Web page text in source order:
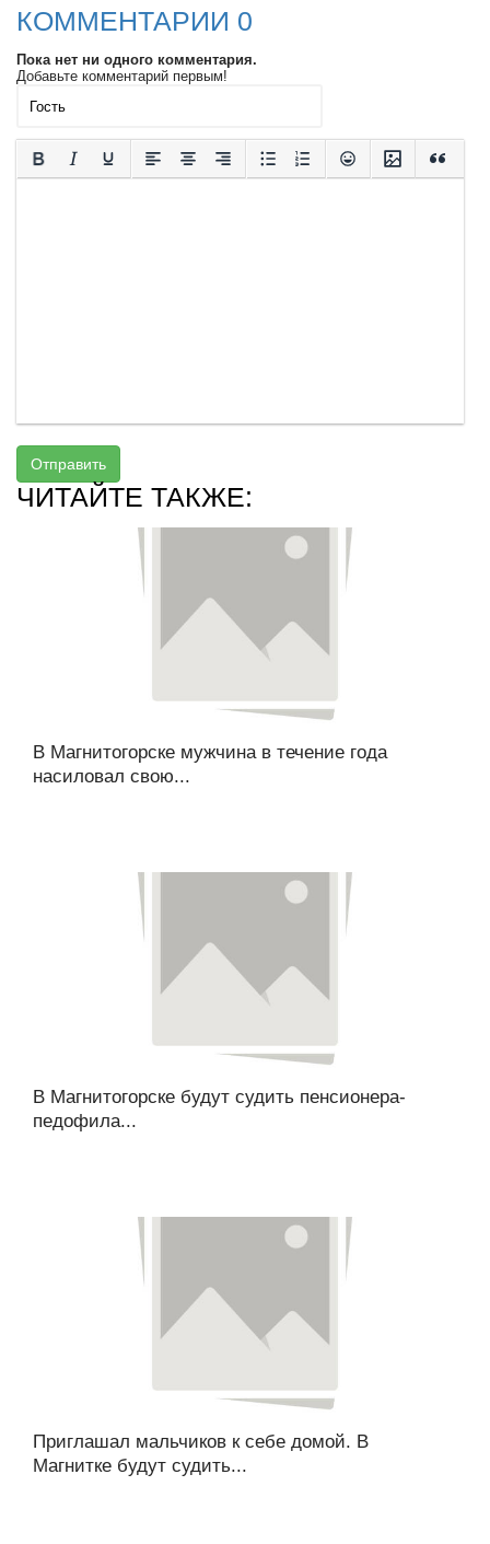
КОММЕНТАРИИ 0
Пока нет ни одного комментария.
Добавьте комментарий первым!
Отправить
ЧИТАЙТЕ ТАКЖЕ:
В Магнитогорске мужчина в течение года
насиловал свою...
В Магнитогорске будут судить пенсионера-
педофила...
Приглашал мальчиков к себе домой. В
Магнитке будут судить...